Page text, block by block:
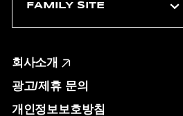
회사소개
광고/제휴 문의
개인정보보호방침